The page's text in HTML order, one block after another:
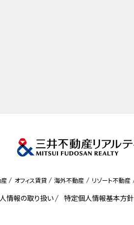
オフィス賃貸 海外不動産 リゾート不動産
情報の取り扱い 特定個人情報基本方針